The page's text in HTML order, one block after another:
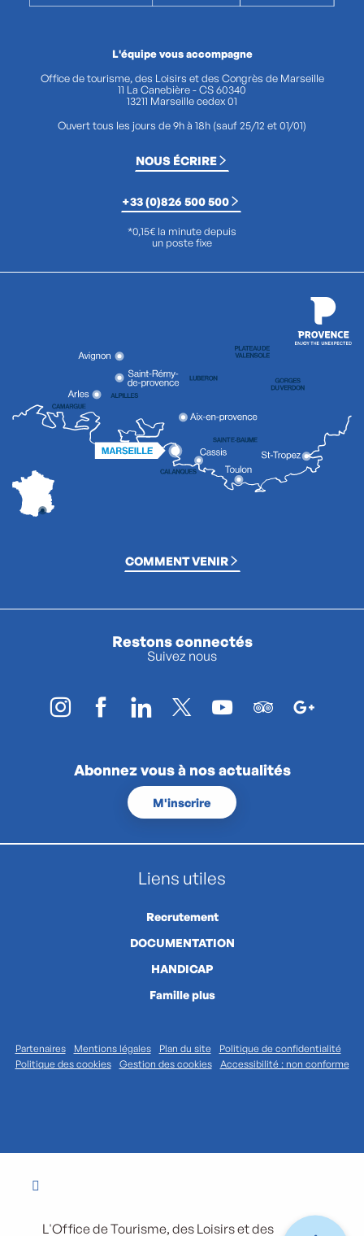
L'équipe vous accompagne
Office de tourisme, des Loisirs et des Congrès de Marseille
11 La Canebière - CS 60340
13211 Marseille cedex 01
Ouvert tous les jours de 9h à 18h (sauf 25/12 et 01/01)
NOUS ÉCRIRE
+33 (0)826 500 500
*0,15€ la minute depuis
un poste fixe
COMMENT VENIR
Restons connectés
Suivez nous
Abonnez vous à nos actualités
M'inscrire
Liens utiles
Recrutement
DOCUMENTATION
HANDICAP
Famille plus
Partenaires Mentions légales Plan du site
Politique de confidentialité
Politique des cookies
Gestion des cookies Accessibilité : non conforme
L'Office de Tourisme, des Loisirs et des